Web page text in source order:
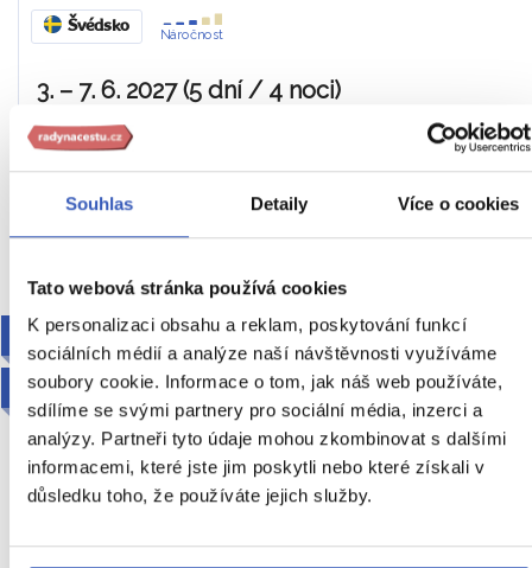
Souhlas Detaily Více o cookies
Tato webová stránka používá cookies
K personalizaci obsahu a reklam, poskytování funkcí
sociálních médií a analýze naší návštěvnosti využíváme
soubory cookie. Informace o tom, jak náš web používáte,
sdílíme se svými partnery pro sociální média, inzerci a
analýzy. Partneři tyto údaje mohou zkombinovat s dalšími
informacemi, které jste jim poskytli nebo které získali v
důsledku toho, že používáte jejich služby.
Švédsko
Náročnost
3. – 7. 6. 2027 (5 dní / 4 noci)
23 990 Kč
Cena za 1 osobu
Ukaž
ODDECHOVÝ
2027